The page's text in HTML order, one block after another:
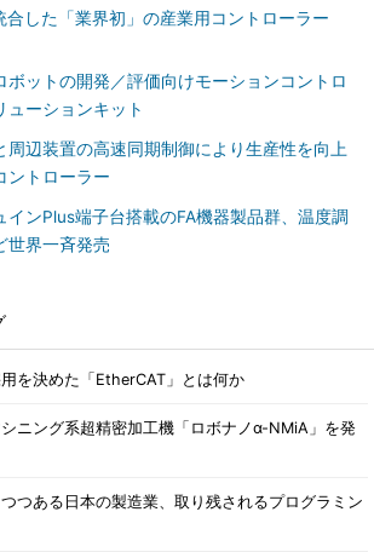
合した「業界初」の産業用コントローラー
ボットの開発／評価向けモーションコントロ
ューションキット
周辺装置の高速同期制御により生産性を向上
ントローラー
インPlus端子台搭載のFA機器製品群、温度調
世界一斉発売
を決めた「EtherCAT」とは何か
ニング系超精密加工機「ロボナノα-NMiA」を発
つある日本の製造業、取り残されるプログラミン